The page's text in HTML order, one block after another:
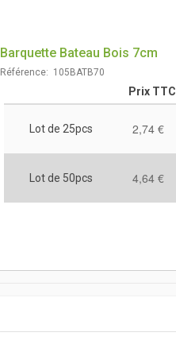
Barquette Bateau Bois 7cm
Référence: 105BATB70
Prix TTC
Lot de 25pcs 2,74 €
Lot de 50pcs 4,64 €